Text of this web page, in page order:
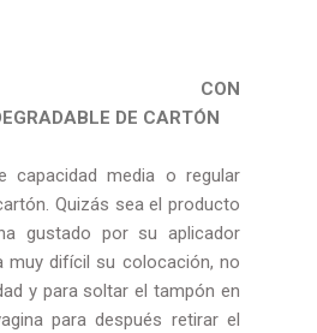
CON
DE CARTÓN
capacidad media o regular
Quizás sea el producto
gustado por su aplicador
muy difícil su colocación, no
y para soltar el tampón en
para después retirar el